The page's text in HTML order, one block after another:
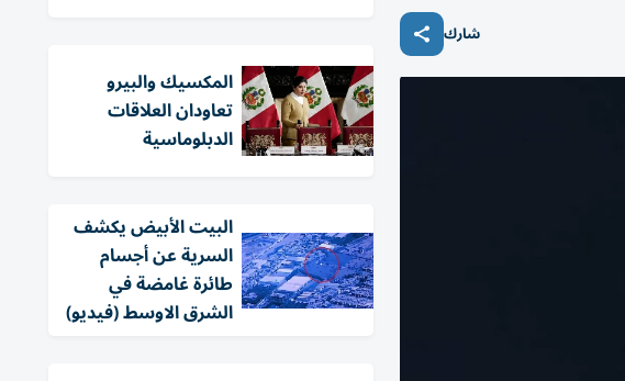
شارك
المكسيك والبيرو
تعاودان العلاقات
الدبلوماسية
البيت الأبيض يكشف
السرية عن أجسام
طائرة غامضة في
الشرق الاوسط (فيديو)